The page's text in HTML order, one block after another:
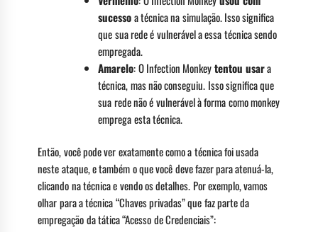
sucessoa técnica na simulação. Isso significa
que sua rede é vulnerável a essa técnica sendo
empregada.
Amarelo: O Infection Monkeytentou usara
técnica, mas não conseguiu. Isso significa que
sua rede não é vulnerável à forma como monkey
emprega esta técnica.
Então, você pode ver exatamente como a técnica foi usada
neste ataque, e também o que você deve fazer para atenuá-la,
clicando na técnica e vendo os detalhes. Por exemplo, vamos
olhar para a técnica “Chaves privadas” que faz parte da
empregação da tática “Acesso de Credenciais”: